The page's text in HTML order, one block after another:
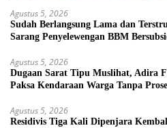
Agustus 5, 2026
Sudah Berlangsung Lama dan
Sarang Penyelewengan BBM
Agustus 5, 2026
Dugaan Sarat Tipu Muslihat, Adira
Paksa Kendaraan Warga Tanpa
Agustus 5, 2026
Residivis Tiga Kali Dipenjara